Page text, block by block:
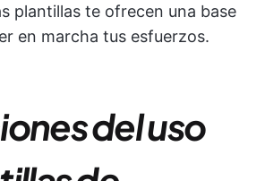
plantillas te ofrecen una base
en marcha tus esfuerzos.
del uso